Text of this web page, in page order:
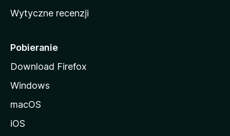
l
i
Wytyczne recenzji
Pobieranie
Download Firefox
Windows
macOS
iOS